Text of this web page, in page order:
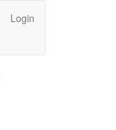
Login